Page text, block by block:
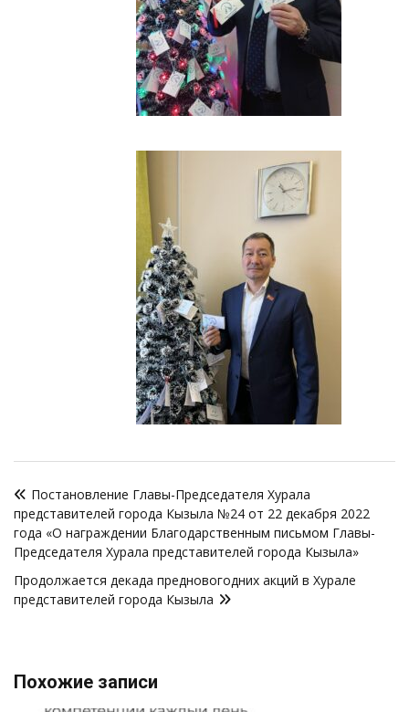
по
записям
Постановление Главы-Председателя Хурала
представителей города Кызыла №24 от 22 декабря 2022
года «О награждении Благодарственным письмом Главы-
Председателя Хурала представителей города Кызыла»
Продолжается декада предновогодних акций в Хурале
представителей города Кызыла
Похожие записи